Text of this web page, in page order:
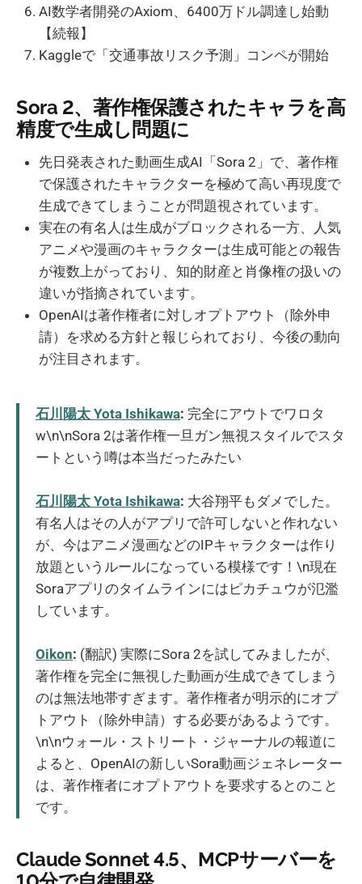
AI数学者開発のAxiom、6400万ドル調達し始動
【続報】
Kaggleで「交通事故リスク予測」コンペが開始
Sora 2、著作権保護されたキャラを高
精度で生成し問題に
先日発表された動画生成AI「Sora 2」で、著作権
で保護されたキャラクターを極めて高い再現度で
生成できてしまうことが問題視されています。
実在の有名人は生成がブロックされる一方、人気
アニメや漫画のキャラクターは生成可能との報告
が複数上がっており、知的財産と肖像権の扱いの
違いが指摘されています。
OpenAIは著作権者に対しオプトアウト（除外申
請）を求める方針と報じられており、今後の動向
が注目されます。
石川陽太 Yota Ishikawa: 完全にアウトでワロタ
w\n\nSora 2は著作権一旦ガン無視スタイルでスタ
ートという噂は本当だったみたい
石川陽太 Yota Ishikawa: 大谷翔平もダメでした。
有名人はその人がアプリで許可しないと作れない
が、今はアニメ漫画などのIPキャラクターは作り
放題というルールになっている模様です！\n現在
Soraアプリのタイムラインにはピカチュウが氾濫
しています。
Oikon: (翻訳) 実際にSora 2を試してみましたが、
著作権を完全に無視した動画が生成できてしまう
のは無法地帯すぎます。著作権者が明示的にオプ
トアウト（除外申請）する必要があるようです。
\n\nウォール・ストリート・ジャーナルの報道に
よると、OpenAIの新しいSora動画ジェネレーター
は、著作権者にオプトアウトを要求するとのこと
です。
Claude Sonnet 4.5、MCPサーバーを